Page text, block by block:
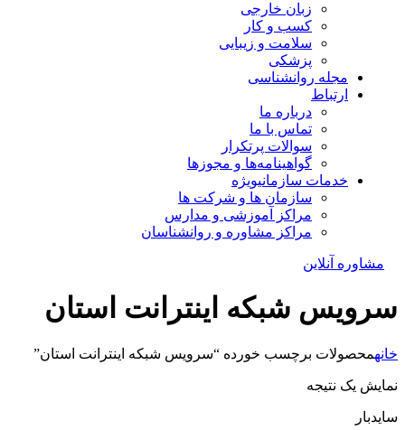
زبان خارجی
کسب و کار
سلامت و زیبایی
پزشکی
مجله روانشناسی
ارتباط
درباره ما
تماس با ما
سوالات پرتکرار
گواهینامه‌ها و مجوزها
خدمات سازمانیویژه
سازمان ها و شرکت ها
مراکز آموزشی و مدارس
مراکز مشاوره و روانشناسان
مشاوره آنلاین
سرویس شبکه اینترانت استان
خانهمحصولات برچسب خورده “سرویس شبکه اینترانت استان”
نمایش یک نتیجه
سایدبار